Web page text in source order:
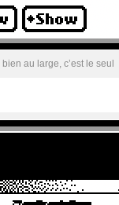
au large, c’est le seul